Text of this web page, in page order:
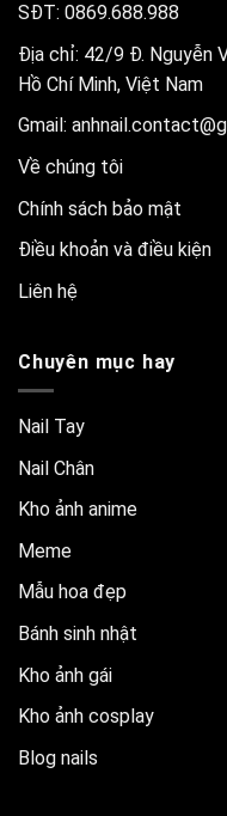
SĐT: 0869.688.988
Địa chỉ: 42/9 Đ. Nguyễn
Hồ Chí Minh, Việt Nam
Gmail:
Về chúng tôi
Chính sách bảo mật
Điều khoản và điều kiện
Liên hệ
Chuyên mục hay
Nail Tay
Nail Chân
Kho ảnh anime
Meme
Mẫu hoa đẹp
Bánh sinh nhật
Kho ảnh gái
Kho ảnh cosplay
Blog nails